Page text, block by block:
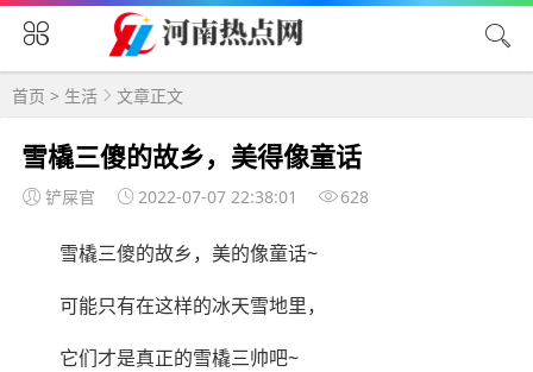
首页 > 生活 文章正文
雪橇三傻的故乡，美得像童话
铲屎官 2022-07-07 22:38:01 628
雪橇三傻的故乡，美的像童话~
可能只有在这样的冰天雪地里，
它们才是真正的雪橇三帅吧~